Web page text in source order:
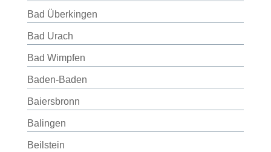
Bad Überkingen
Bad Urach
Bad Wimpfen
Baden-Baden
Baiersbronn
Balingen
Beilstein